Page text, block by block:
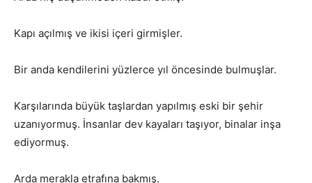
Kapı açılmış ve ikisi içeri girmişler.
Bir anda kendilerini yüzlerce yıl öncesinde bulmuşlar.
Karşılarında büyük taşlardan yapılmış eski bir şehir
uzanıyormuş. İnsanlar dev kayaları taşıyor, binalar inşa
ediyormuş.
Arda merakla etrafına bakmış.